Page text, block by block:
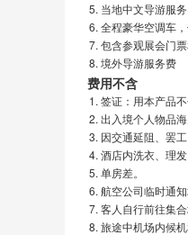
当地中文导游服务
全程豪华空调车
包含参观展会门
境外导游服务费
费用不含
签证：用本产品
出入境个人物品
因交通延阻、罢
酒店内洗衣、理
单房差。
航空公司临时通知
客人自行前往集
旅途中机场内候机